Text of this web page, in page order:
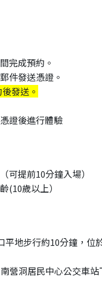
完成預約。
件發送憑證。
發送。
證後進行體驗
可提前10分鐘入場）
(10歲以上）
平地步行約10分鐘，位
營洞居民中心公交車